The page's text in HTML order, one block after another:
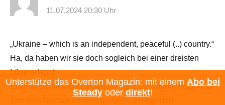
11.07.2024 20:30 Uhr
„Ukraine – which is an independent, peaceful (..) country.“
Ha, da haben wir sie doch sogleich bei einer dreisten
Lüge ertappt:
Erstens ist die Ukraine alles andere als unabhängig, und
zweitens war sie an dem brutalen, verlogenen
Unterstütze das Overton Magazin: mit einem Abo bei
Steadyoder direkt!